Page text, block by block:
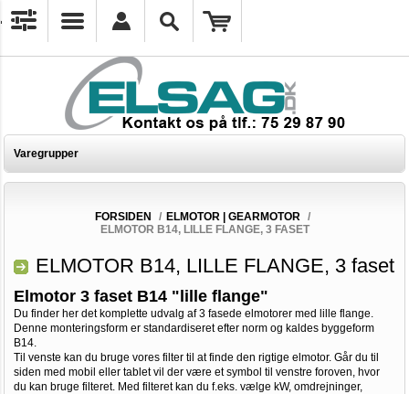
Varegrupper
FORSIDEN / ELMOTOR | GEARMOTOR
/
ELMOTOR B14, LILLE FLANGE, 3 FASET
ELMOTOR B14, LILLE FLANGE, 3 faset
Elmotor 3 faset B14 "lille flange"
Du finder her det komplette udvalg af 3 fasede elmotorer med lille flange.
Denne monteringsform er standardiseret efter norm og kaldes byggeform
B14.
Til venste kan du bruge vores filter til at finde den rigtige elmotor. Går du til
siden med mobil eller tablet vil der være et symbol til venstre foroven, hvor
du kan bruge filteret. Med filteret kan du f.eks. vælge kW, omdrejninger,